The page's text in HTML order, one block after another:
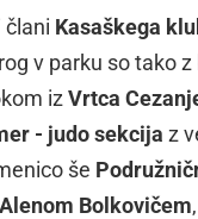
člani Kasaškega
v parku so tako
iz Vrtca
- judo sekcija z
še
Alenom Bolkovičem,